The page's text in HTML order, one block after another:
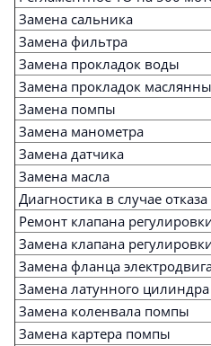
Замена сальника
Замена фильтра
Замена прокладок воды
Замена прокладок
Замена помпы
Замена манометра
Замена датчика
Замена масла
Диагностика в случае
Ремонт клапана
Замена клапана
Замена фланца
Замена латунного цилиндра
Замена коленвала помпы
Замена картера помпы